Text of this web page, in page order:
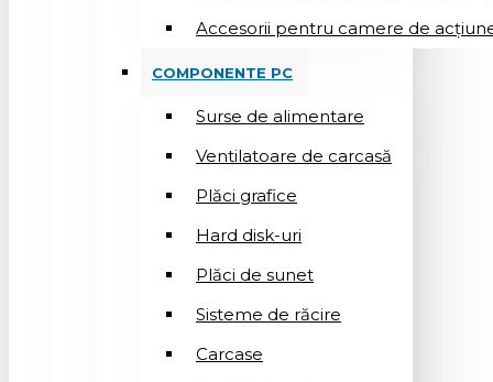
Accesorii pentru camere de
COMPONENTE PC
Surse de alimentare
Ventilatoare de carcasă
Plăci grafice
Hard disk-uri
Plăci de sunet
Sisteme de răcire
Carcase